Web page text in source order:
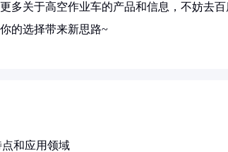
多关于高空作业车的产品和信息，不妨去
的选择带来新思路~
和应用领域